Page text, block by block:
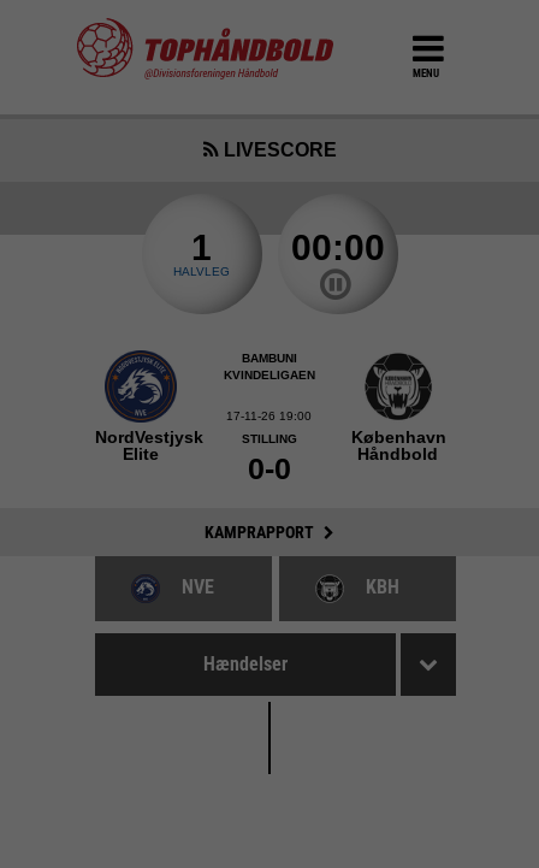
MENU
LIVESCORE
1
HALVLEG
00:00
NordVestjysk
Elite
BAMBUNI
KVINDELIGAEN
17-11-26 19:00
STILLING
0-0
København
Håndbold
KAMPRAPPORT
NVE KBH
Hændelser